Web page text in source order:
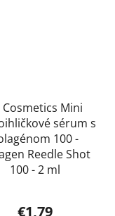
Cosmetics Mini
sérum s
100 -
Reedle Shot
100 - 2 ml
€1,79